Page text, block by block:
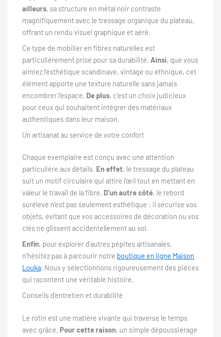
ailleurs, sa structure en métal noir contraste
magnifiquement avec le tressage organique du plateau,
offrant un rendu visuel graphique et aéré.
Ce type de mobilier en fibres naturelles est
particulièrement prisé pour sa durabilité. Ainsi, que vous
aimiez l’esthétique scandinave, vintage ou ethnique, cet
élément apporte une texture naturelle sans jamais
encombrer l’espace. De plus, c’est un choix judicieux
pour ceux qui souhaitent intégrer des matériaux
authentiques dans leur maison.
Un artisanat au service de votre confort
Chaque exemplaire est conçu avec une attention
particulière aux détails. En effet, le tressage du plateau
suit un motif circulaire qui attire l’œil tout en mettant en
valeur le travail de la fibre. D’un autre côté, le rebord
surélevé n’est pas seulement esthétique : il sécurise vos
objets, évitant que vos accessoires de décoration ou vos
clés ne glissent accidentellement au sol.
Enfin, pour explorer d’autres pépites artisanales,
n’hésitez pas à parcourir notre boutique en ligne Maison
Louka. Nous y sélectionnons rigoureusement des pièces
qui racontent une véritable histoire.
Conseils d’entretien et durabilité
Le rotin est une matière vivante qui traverse le temps
avec grâce. Pour cette raison, un simple dépoussiérage